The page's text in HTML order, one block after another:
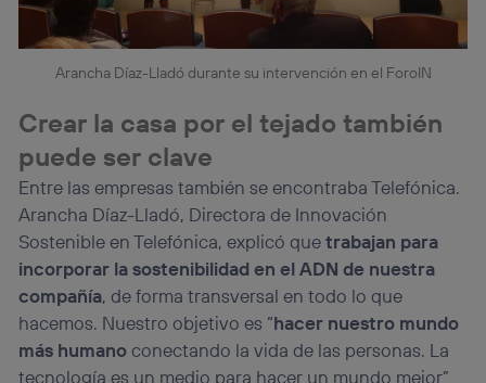
Arancha Díaz-Lladó durante su intervención en el ForoIN
Crear la casa por el tejado también
puede ser clave
Entre las empresas también se encontraba Telefónica.
Arancha Díaz-Lladó, Directora de Innovación
Sostenible en Telefónica, explicó quetrabajan para
incorporar la sostenibilidad en el ADN de nuestra
compañía, de forma transversal en todo lo que
hacemos. Nuestro objetivo es “hacer nuestro mundo
más humanoconectando la vida de las personas. La
tecnología es un medio para hacer un mundo mejor”